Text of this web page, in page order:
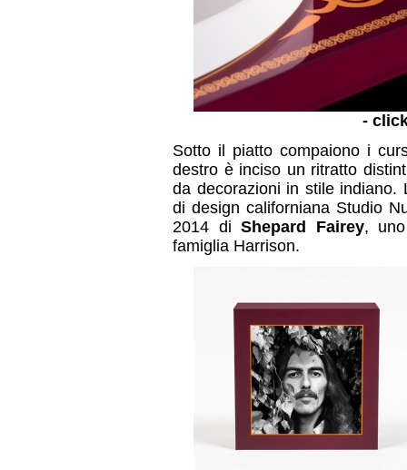
-
Sotto il piatto compaiono i
destro è inciso un ritratto
da decorazioni in stile indiano.
di design californiana Studio
2014 diShepard Fairey,
famiglia Harrison.